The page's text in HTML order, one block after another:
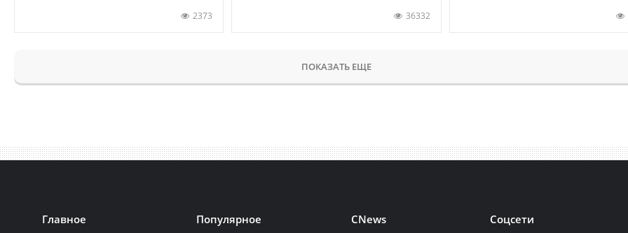
2373 36332
ПОКАЗАТЬ ЕЩЕ
Главное Популярное CNews Соцсети